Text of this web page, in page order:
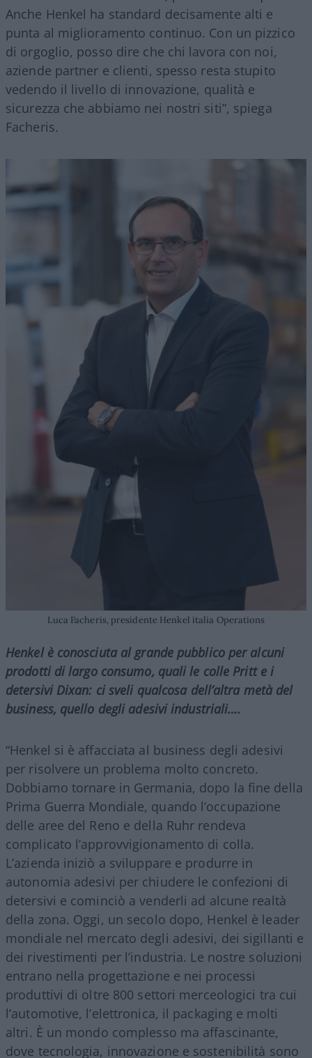
Anche Henkel ha standard decisamente alti e
punta al miglioramento continuo. Con un pizzico
di orgoglio, posso dire che chi lavora con noi,
aziende partner e clienti, spesso resta stupito
vedendo il livello di innovazione, qualità e
sicurezza che abbiamo nei nostri siti”, spiega
Facheris.
Luca Facheris, presidente Henkel italia Operations
Henkel è conosciuta al grande pubblico per alcuni
prodotti di largo consumo, quali le colle Pritt e i
detersivi Dixan: ci sveli qualcosa dell’altra metà del
business, quello degli adesivi industriali….
“Henkel si è affacciata al business degli adesivi
per risolvere un problema molto concreto.
Dobbiamo tornare in Germania, dopo la fine della
Prima Guerra Mondiale, quando l’occupazione
delle aree del Reno e della Ruhr rendeva
complicato l’approvvigionamento di colla.
L’azienda iniziò a sviluppare e produrre in
autonomia adesivi per chiudere le confezioni di
detersivi e cominciò a venderli ad alcune realtà
della zona. Oggi, un secolo dopo, Henkel è leader
mondiale nel mercato degli adesivi, dei sigillanti e
dei rivestimenti per l’industria. Le nostre soluzioni
entrano nella progettazione e nei processi
produttivi di oltre 800 settori merceologici tra cui
l’automotive, l’elettronica, il packaging e molti
altri. È un mondo complesso ma affascinante,
dove tecnologia, innovazione e sostenibilità sono